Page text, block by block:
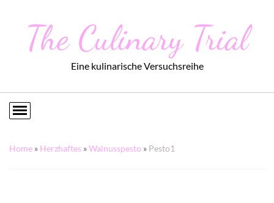
The Culinary Trial
Eine kulinarische Versuchsreihe
Home » Herzhaftes »Walnusspesto » Pesto1